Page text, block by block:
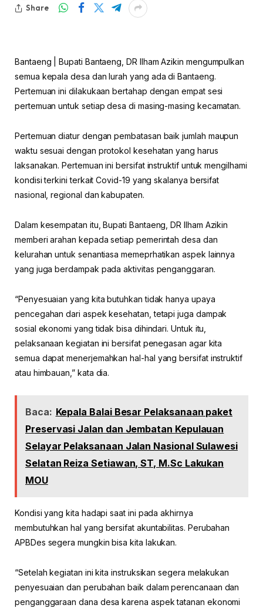
Share
Bantaeng | Bupati Bantaeng, DR Ilham Azikin mengumpulkan
semua kepala desa dan lurah yang ada di Bantaeng.
Pertemuan ini dilakukaan bertahap dengan empat sesi
pertemuan untuk setiap desa di masing-masing kecamatan.
Pertemuan diatur dengan pembatasan baik jumlah maupun
waktu sesuai dengan protokol kesehatan yang harus
laksanakan. Pertemuan ini bersifat instruktif untuk mengilhami
kondisi terkini terkait Covid-19 yang skalanya bersifat
nasional, regional dan kabupaten.
Dalam kesempatan itu, Bupati Bantaeng, DR Ilham Azikin
memberi arahan kepada setiap pemerintah desa dan
kelurahan untuk senantiasa memeprhatikan aspek lainnya
yang juga berdampak pada aktivitas penganggaran.
“Penyesuaian yang kita butuhkan tidak hanya upaya
pencegahan dari aspek kesehatan, tetapi juga dampak
sosial ekonomi yang tidak bisa dihindari. Untuk itu,
pelaksanaan kegiatan ini bersifat penegasan agar kita
semua dapat menerjemahkan hal-hal yang bersifat instruktif
atau himbauan,” kata dia.
Baca: Kepala Balai Besar Pelaksanaan paket
Preservasi Jalan dan Jembatan Kepulauan
Selayar Pelaksanaan Jalan Nasional Sulawesi
Selatan Reiza Setiawan, ST, M.Sc Lakukan
MOU
Kondisi yang kita hadapi saat ini pada akhirnya
membutuhkan hal yang bersifat akuntabilitas. Perubahan
APBDes segera mungkin bisa kita lakukan.
“Setelah kegiatan ini kita instruksikan segera melakukan
penyesuaian dan perubahan baik dalam perencanaan dan
penganggaraan dana desa karena aspek tatanan ekonomi